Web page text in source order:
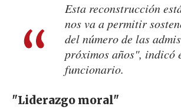
Esta reconstrucción
nos va a permitir
del número de las
próximos años", indicó
funcionario.
"Liderazgo moral"